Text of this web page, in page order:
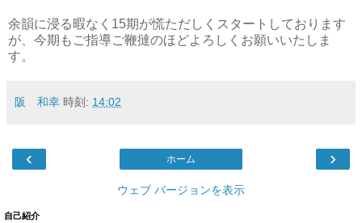
余韻に浸る暇なく15期が慌ただしくスタートしております
が、今期もご指導ご鞭撻のほどよろしくお願いいたしま
す。
阪 和幸 時刻: 14:02
‹ ›
ホーム
ウェブ バージョンを表示
自己紹介